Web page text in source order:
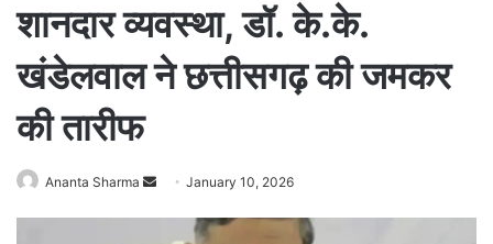
शानदार व्यवस्था, डॉ. के.के.
खंडेलवाल ने छत्तीसगढ़ की जमकर
की तारीफ
Ananta Sharma January 10, 2026